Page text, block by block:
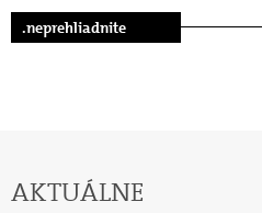
.neprehliadnite
AKTUÁLNE